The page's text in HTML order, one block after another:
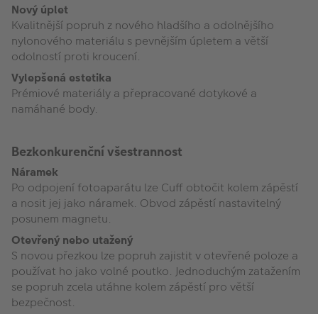
Nový úplet
Kvalitnější popruh z nového hladšího a odolnějšího
nylonového materiálu s pevnějším úpletem a větší
odolností proti kroucení.
Vylepšená estetika
Prémiové materiály a přepracované dotykové a
namáhané body.
Bezkonkurenční všestrannost
Náramek
Po odpojení fotoaparátu lze Cuff obtočit kolem zápěstí
a nosit jej jako náramek. Obvod zápěstí nastavitelný
posunem magnetu.
Otevřený nebo utažený
S novou přezkou lze popruh zajistit v otevřené poloze a
používat ho jako volné poutko. Jednoduchým zatažením
se popruh zcela utáhne kolem zápěstí pro větší
bezpečnost.